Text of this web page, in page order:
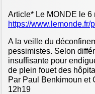
Article* Le MONDE le 6
https://
A la veille du
pessimistes. Selon
insuffisante pour
de plein fouet des
Par Paul Benkimoun et
12h19